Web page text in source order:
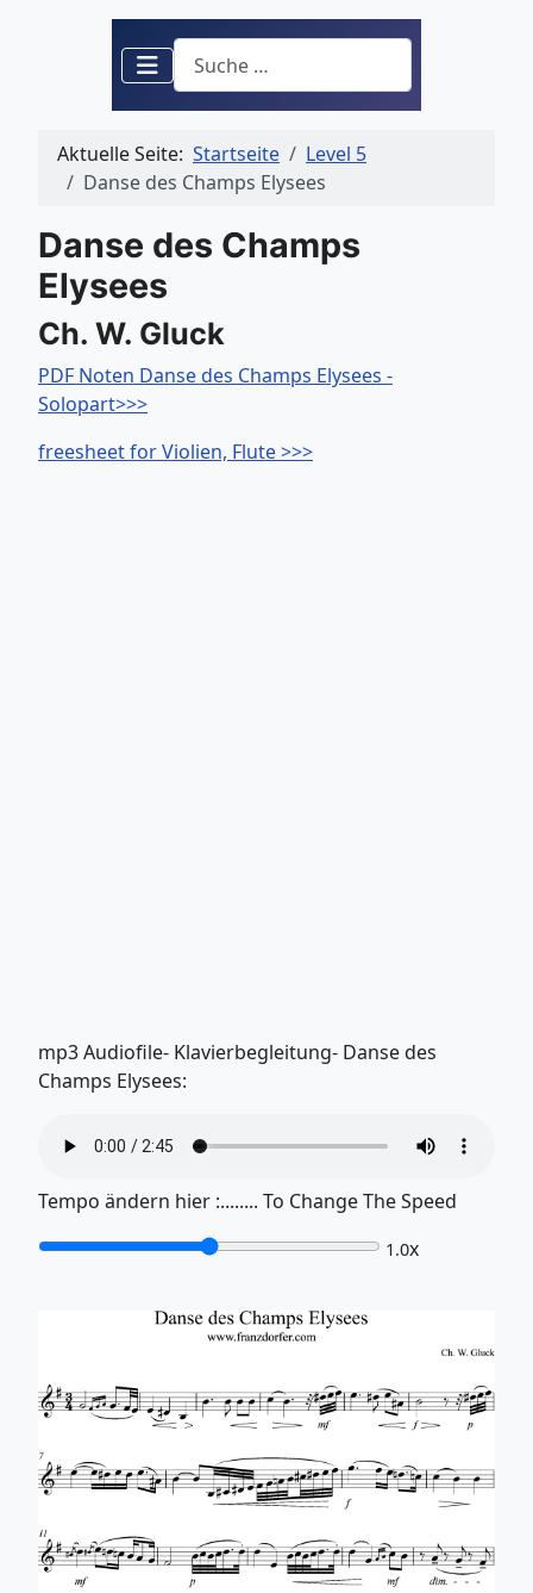
Suchen
Aktuelle Seite: Startseite
Level 5
Danse des Champs Elysees
Danse des Champs
Elysees
Ch. W. Gluck
PDF Noten Danse des Champs Elysees -
Solopart>>>
freesheet for Violien, Flute >>>
mp3 Audiofile- Klavierbegleitung- Danse des
Champs Elysees:
Tempo ändern hier :........ To Change The Speed
1.0x